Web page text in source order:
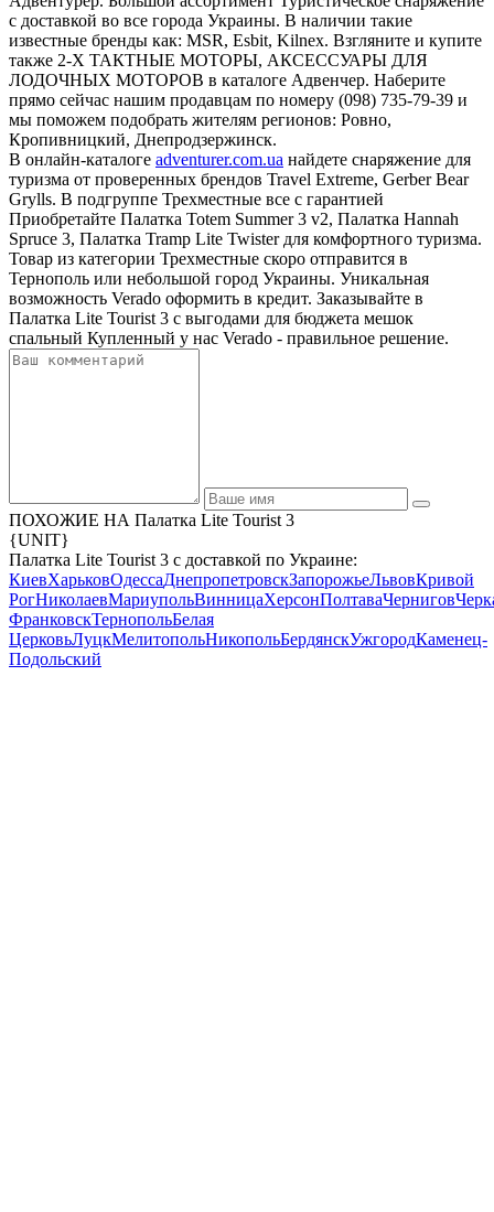
с доставкой во все города Украины. В наличии такие
известные бренды как: MSR, Esbit, Kilnex. Взгляните и купите
также 2-Х ТАКТНЫЕ МОТОРЫ, АКСЕССУАРЫ ДЛЯ
ЛОДОЧНЫХ МОТОРОВ в каталоге Адвенчер. Наберите
прямо сейчас нашим продавцам по номеру (098) 735-79-39 и
мы поможем подобрать жителям регионов: Ровно,
Кропивницкий, Днепродзержинск.
В онлайн-каталоге adventurer.com.ua найдете снаряжение для
туризма от проверенных брендов Travel Extreme, Gerber Bear
Grylls. В подгруппе Трехместные все с гарантией
Приобретайте Палатка Totem Summer 3 v2, Палатка Hannah
Spruce 3, Палатка Tramp Lite Twister для комфортного туризма.
Товар из категории Трехместные скоро отправится в
Тернополь или небольшой город Украины. Уникальная
возможность Verado оформить в кредит. Заказывайте в
Палатка Lite Tourist 3 с выгодами для бюджета мешок
спальный Купленный у нас Verado - правильное решение.
ПОХОЖИЕ НА Палатка Lite Tourist 3
{UNIT}
Палатка Lite Tourist 3 с доставкой по Украине:
КиевХарьковОдессаДнепропетровскЗапорожьеЛьвовКривой
РогНиколаевМариупольВинницаХерсонПолтаваЧернигов
ФранковскТернопольБелая
ЦерковьЛуцкМелитопольНикопольБердянскУжгородКаменец-
Подольский